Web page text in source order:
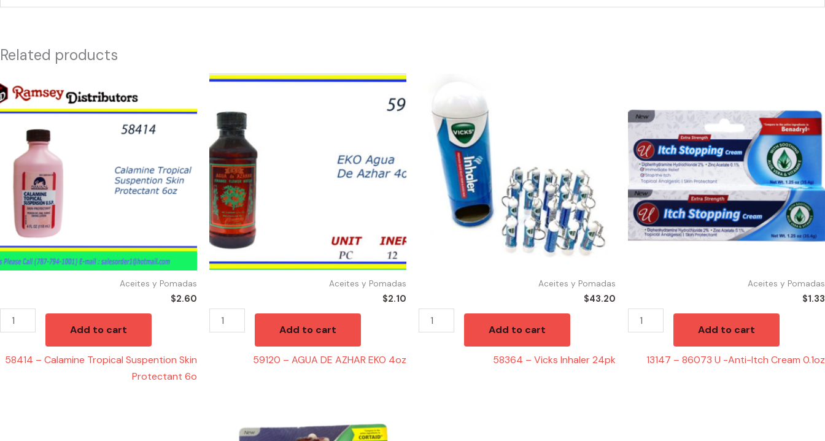
Related products
Aceites y Pomadas
$2.60
58414
-
Calamine
Tropical
Suspention
Skin
Protectant
quantity
Add to cart
58414 – Calamine Tropical Suspention Skin
Protectant 6o
Aceites y Pomadas
$2.10
59120
AGUA
DE
AZHAR
EKO
4oz
quantity
Add to cart
59120 – AGUA DE AZHAR EKO 4oz
Aceites y Pomadas
$43.20
Vicks
Inhaler
24pk
quantity
Add to cart
58364 – Vicks Inhaler 24pk
Aceites y Pomadas
$1.33
86073
U
Anti-
Itch
Cream
0.1oz
quantity
Add to cart
13147 – 86073 U -Anti-Itch Cream 0.1oz